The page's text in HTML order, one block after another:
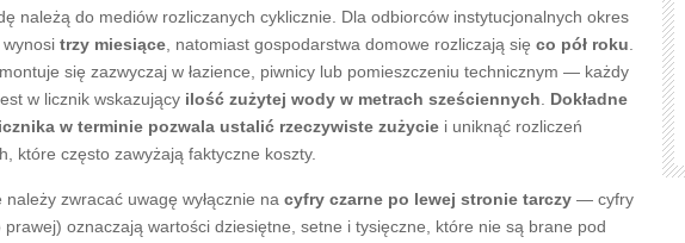
należą do mediów rozliczanych cyklicznie. Dla odbiorców instytucjonalnych okres
trzy miesiące , natomiast gospodarstwa domowe rozliczają się co pół roku
się zazwyczaj w łazience, piwnicy lub pomieszczeniu technicznym — każdy
w licznik wskazujący ilość zużytej wody w metrach sześciennych
Dokładne
w terminie pozwala ustalić rzeczywiste zużycie i uniknąć rozliczeń
które często zawyżają faktyczne koszty.
należy zwracać uwagę wyłącznie na cyfry czarne po lewej stronie tarczy — cyfry
prawej) oznaczają wartości dziesiętne, setne i tysięczne, które nie są brane pod